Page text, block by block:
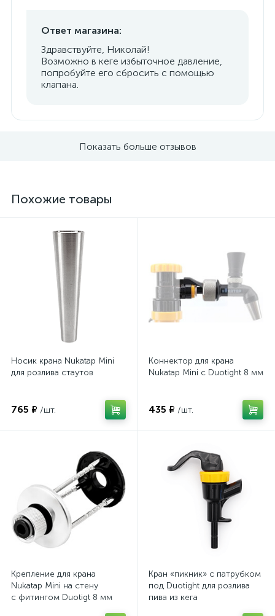
Ответ магазина:
Здравствуйте, Николай!
Возможно в кеге избыточное давление,
попробуйте его сбросить с помощью
клапана.
Показать больше отзывов
Похожие товары
Носик крана Nukatap Mini
для розлива стаутов
765 ₽ /шт.
Коннектор для крана
Nukatap Mini с Duotight 8 мм
435 ₽ /шт.
Крепление для крана
Nukatap Mini на стену
с фитингом Duotigt 8 мм
Кран «пикник» с патрубком
под Duotight для розлива
пива из кега